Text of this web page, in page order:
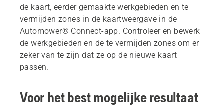
de kaart, eerder gemaakte werkgebieden en te
vermijden zones in de kaartweergave in de
Automower® Connect-app. Controleer en bewerk
de werkgebieden en de te vermijden zones om er
zeker van te zijn dat ze op de nieuwe kaart
passen.
Voor het best mogelijke resultaat